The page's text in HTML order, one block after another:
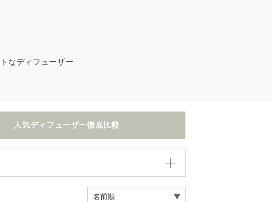
なディフューザー
人気ディフューザー徹底比較